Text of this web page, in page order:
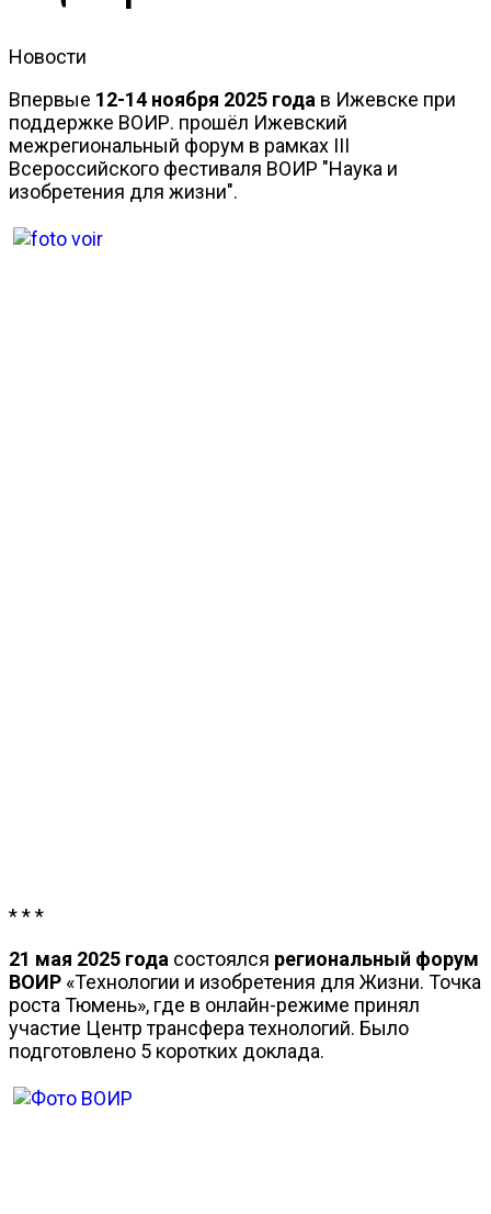
Новости
Впервые 12-14 ноября 2025 года в Ижевске при
поддержке ВОИР. прошёл Ижевский
межрегиональный форум в рамках III
Всероссийского фестиваля ВОИР "Наука и
изобретения для жизни".
* * *
21 мая 2025 года состоялся региональный форум
ВОИР «Технологии и изобретения для Жизни. Точка
роста Тюмень», где в онлайн-режиме принял
участие Центр трансфера технологий. Было
подготовлено 5 коротких доклада.